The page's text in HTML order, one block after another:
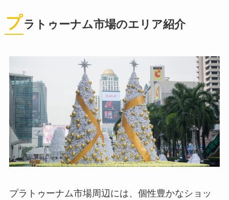
プラトゥーナム市場のエリア紹介
プラトゥーナム市場周辺には、個性豊かなショッ